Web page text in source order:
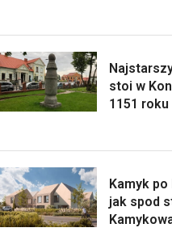
stoi w
1151 roku
Kamyk
jak spod